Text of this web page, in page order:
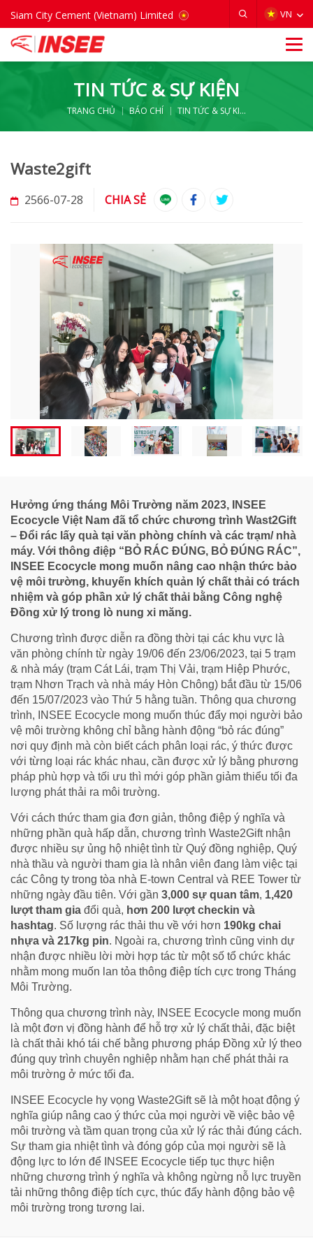
Siam City Cement (Vietnam) Limited VN
TIN TỨC & SỰ KIỆN
TRANG CHỦ BÁO CHÍ TIN TỨC & SỰ KIỆN
Waste2gift
2566-07-28 CHIA SẺ
Hưởng ứng tháng Môi Trường năm 2023, INSEE
Ecocycle Việt Nam đã tổ chức chương trình Wast2Gift
– Đổi rác lấy quà tại văn phòng chính và các trạm/ nhà
máy. Với thông điệp “BỎ RÁC ĐÚNG, BỎ ĐÚNG RÁC”,
INSEE Ecocycle mong muốn nâng cao nhận thức bảo
vệ môi trường, khuyến khích quản lý chất thải có trách
nhiệm và góp phần xử lý chất thải bằng Công nghệ
Đồng xử lý trong lò nung xi măng.
Chương trình được diễn ra đồng thời tại các khu vực là
văn phòng chính từ ngày 19/06 đến 23/06/2023, tại 5 trạm
& nhà máy (trạm Cát Lái, trạm Thị Vải, trạm Hiệp Phước,
trạm Nhơn Trạch và nhà máy Hòn Chông) bắt đầu từ 15/06
đến 15/07/2023 vào Thứ 5 hằng tuần. Thông qua chương
trình, INSEE Ecocycle mong muốn thúc đẩy mọi người bảo
vệ môi trường không chỉ bằng hành động “bỏ rác đúng”
nơi quy định mà còn biết cách phân loại rác, ý thức được
với từng loại rác khác nhau, cần được xử lý bằng phương
pháp phù hợp và tối ưu thì mới góp phần giảm thiểu tối đa
lượng phát thải ra môi trường.
Với cách thức tham gia đơn giản, thông điệp ý nghĩa và
những phần quà hấp dẫn, chương trình Waste2Gift nhận
được nhiều sự ủng hộ nhiệt tình từ Quý đồng nghiệp, Quý
nhà thầu và người tham gia là nhân viên đang làm việc tại
các Công ty trong tòa nhà E-town Central và REE Tower từ
những ngày đầu tiên. Với gần 3,000 sự quan tâm, 1,420
lượt tham gia đổi quà, hơn 200 lượt checkin và
hashtag. Số lượng rác thải thu về với hơn 190kg chai
nhựa và 217kg pin. Ngoài ra, chương trình cũng vinh dự
nhận được nhiều lời mời hợp tác từ một số tổ chức khác
nhằm mong muốn lan tỏa thông điệp tích cực trong Tháng
Môi Trường.
Thông qua chương trình này, INSEE Ecocycle mong muốn
là một đơn vị đồng hành để hỗ trợ xử lý chất thải, đặc biệt
là chất thải khó tái chế bằng phương pháp Đồng xử lý theo
đúng quy trình chuyên nghiệp nhằm hạn chế phát thải ra
môi trường ở mức tối đa.
INSEE Ecocycle hy vọng Waste2Gift sẽ là một hoạt động ý
nghĩa giúp nâng cao ý thức của mọi người về việc bảo vệ
môi trường và tầm quan trọng của xử lý rác thải đúng cách.
Sự tham gia nhiệt tình và đóng góp của mọi người sẽ là
động lực to lớn để INSEE Ecocycle tiếp tục thực hiện
những chương trình ý nghĩa và không ngừng nỗ lực truyền
tải những thông điệp tích cực, thúc đẩy hành động bảo vệ
môi trường trong tương lai.